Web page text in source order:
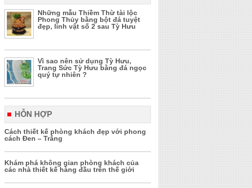
Những mẫu Thiềm Thừ tài lộc
Phong Thủy bằng bột đá tuyệt
đẹp, linh vật số 2 sau Tỳ Hưu
Vì sao nên sử dụng Tỳ Hưu,
Trang Sức Tỳ Hưu bằng đá ngọc
quý tự nhiên ?
HỖN HỢP
Cách thiết kế phòng khách đẹp với phong
cách Đen – Trắng
Khám phá không gian phòng khách của
các nhà thiết kế hàng đầu trên thế giới